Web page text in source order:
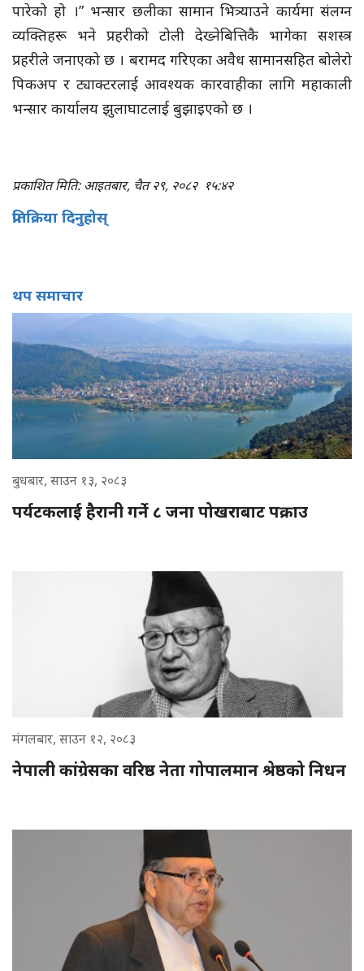
पारेको हो ।” भन्सार छलीका सामान भित्र्याउने कार्यमा संलग्न
व्यक्तिहरू भने प्रहरीको टोली देख्नेबित्तिकै भागेका सशस्त्र
प्रहरीले जनाएको छ । बरामद गरिएका अवैध सामानसहित बोलेरो
पिकअप र ट्याक्टरलाई आवश्यक कारवाहीका लागि महाकाली
भन्सार कार्यालय झुलाघाटलाई बुझाइएको छ ।
प्रकाशित मिति: आइतबार, चैत २९, २०८२ १५:४२
प्रतिक्रिया दिनुहोस्
थप समाचार
बुधबार, साउन १३, २०८३
पर्यटकलाई हैरानी गर्ने ८ जना पोखराबाट पक्राउ
मंगलबार, साउन १२, २०८३
नेपाली कांग्रेसका वरिष्ठ नेता गोपालमान श्रेष्ठको निधन